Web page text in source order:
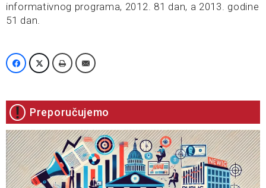
informativnog programa, 2012. 81 dan, a 2013. godine
51 dan.
Preporučujemo